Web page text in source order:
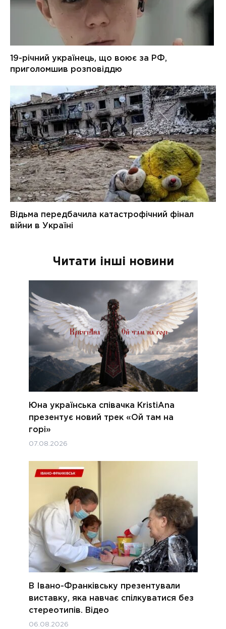
Читати інші новини
Юна українська співачка KristiAna
презентує новий трек «Ой там на
горі»
07.08.2026
В Івано-Франківську презентували
виставку, яка навчає спілкуватися без
стереотипів. Відео
06.08.2026